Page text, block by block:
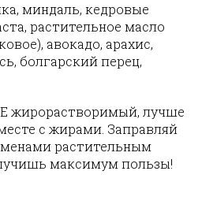
миндаль, кедровые
растительное масло
авокадо, арахис,
болгарский перец,
жирорастворимый, лучше
с жирами. Заправляй
растительным
максимум пользы!